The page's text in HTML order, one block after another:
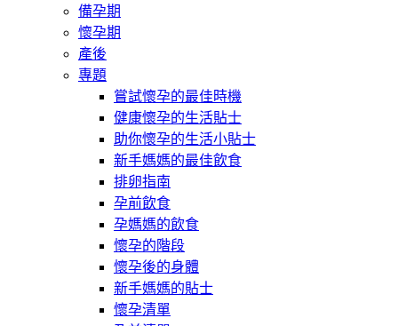
備孕期
懷孕期
產後
專題
嘗試懷孕的最佳時機
健康懷孕的生活貼士
助你懷孕的生活小貼士
新手媽媽的最佳飲食
排卵指南
孕前飲食
孕媽媽的飲食
懷孕的階段
懷孕後的身體
新手媽媽的貼士
懷孕清單